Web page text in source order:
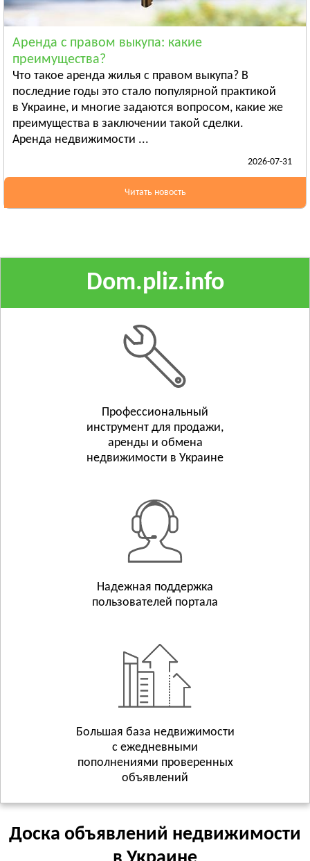
Ананьев
Арциз
Балта
ПОЛТАВСКАЯ ОБЛАСТЬ
Гадяч
Глобино
РОВЕНСКАЯ ОБЛАСТЬ
Березно
Смотреть всё
СУМСКАЯ ОБЛАСТЬ
Смотреть всё
ТЕРНОПОЛЬСКАЯ ОБЛАСТЬ
Смотреть всё
Смотреть всё
ХЕРСОНСКАЯ ОБЛАСТЬ
ХМЕЛЬНИЦКАЯ ОБЛАСТЬ
Смотреть всё
ЧЕРКАССКАЯ ОБЛАСТЬ
ЧЕРНИГОВСКАЯ ОБЛАСТЬ
Аренда с правом выкупа: какие
преимущества?
Что такое аренда жилья с правом выкупа? В
последние годы это стало популярной практикой
в Украине, и многие задаются вопросом, какие же
преимущества в заключении такой сделки.
Аренда недвижимости ...
2026-07-31
Читать новость
Dom.pliz.info
Профессиональный
инструмент для продажи,
аренды и обмена
недвижимости в Украине
Надежная поддержка
пользователей портала
Большая база недвижимости
с ежедневными
пополнениями проверенных
объявлений
Доска объявлений недвижимости